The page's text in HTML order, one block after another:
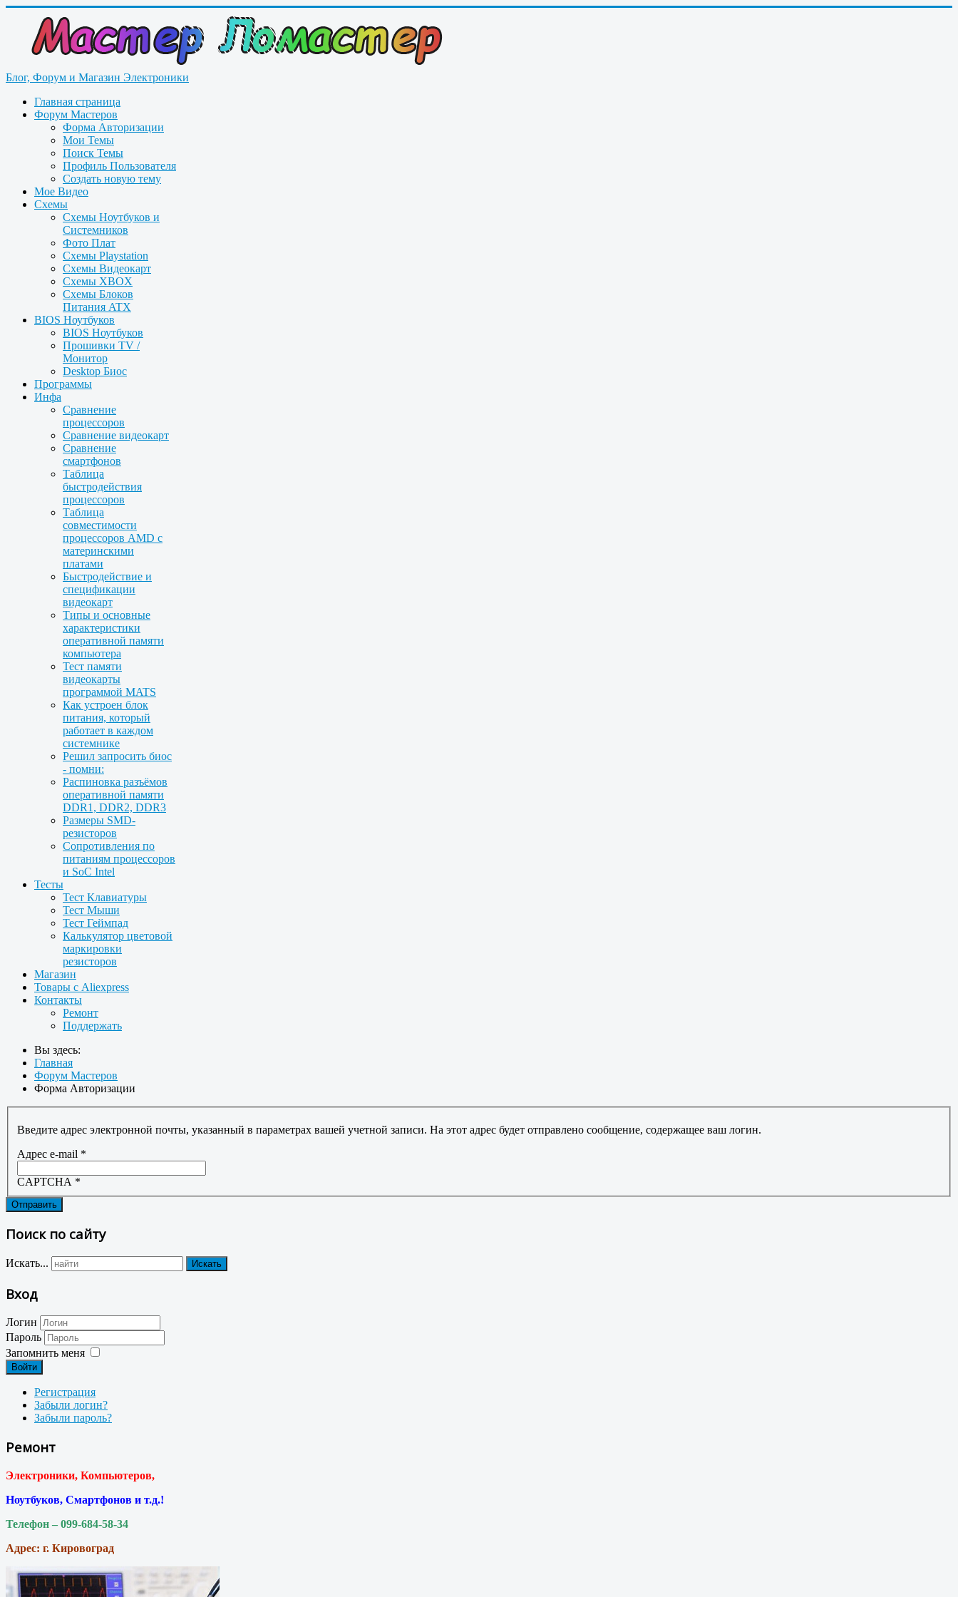
Блог, Форум и Магазин Электроники
Главная страница
Форум Мастеров
Форма Авторизации
Мои Темы
Поиск Темы
Профиль Пользователя
Создать новую тему
Мое Видео
Схемы
Схемы Ноутбуков и
Системников
Фото Плат
Схемы Playstation
Схемы Видеокарт
Схемы XBOX
Схемы Блоков
Питания ATX
BIOS Ноутбуков
BIOS Ноутбуков
Прошивки TV /
Монитор
Desktop Биос
Программы
Инфа
Сравнение
процессоров
Сравнение видеокарт
Сравнение
смартфонов
Таблица
быстродействия
процессоров
Таблица
совместимости
процессоров AMD с
материнскими
платами
Быстродействие и
спецификации
видеокарт
Типы и основные
характеристики
оперативной памяти
компьютера
Тест памяти
видеокарты
программой MATS
Как устроен блок
питания, который
работает в каждом
системнике
Решил запросить биос
- помни:
Распиновка разъёмов
оперативной памяти
DDR1, DDR2, DDR3
Размеры SMD-
резисторов
Сопротивления по
питаниям процессоров
и SoC Intel
Тесты
Тест Клавиатуры
Тест Мыши
Тест Геймпад
Калькулятор цветовой
маркировки
резисторов
Магазин
Товары с Aliexpress
Контакты
Ремонт
Поддержать
Вы здесь:
Главная
Форум Мастеров
Форма Авторизации
Введите адрес электронной почты, указанный в параметрах вашей учетной записи. На этот адрес будет отправлено сообщение, содержащее ваш логин.
Адрес e-mail *
CAPTCHA *
Отправить
Поиск по сайту
Искать... Искать
Вход
Логин
Пароль
Запомнить меня
Войти
Регистрация
Забыли логин?
Забыли пароль?
Ремонт
Электроники, Компьютеров,
Ноутбуков, Смартфонов и т.д.!
Телефон – 099-684-58-34
Адрес: г. Кировоград